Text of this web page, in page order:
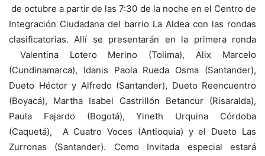
de octubre a partir de las 7:30 de la noche en el Centro de
Integración Ciudadana del barrio La Aldea con las rondas
clasificatorias. Allí se presentarán en la primera ronda
Valentina Lotero Merino (Tolima), Alix Marcelo
(Cundinamarca), Idanis Paola Rueda Osma (Santander),
Dueto Héctor y Alfredo (Santander), Dueto Reencuentro
(Boyacá), Martha Isabel Castrillón Betancur (Risaralda),
Paula Fajardo (Bogotá), Yineth Urquina Córdoba
(Caquetá), A Cuatro Voces (Antioquia) y el Dueto Las
Zurronas (Santander). Como Invitada especial estará